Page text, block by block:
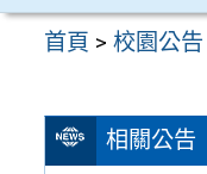
首頁 >校園公告
相關公告